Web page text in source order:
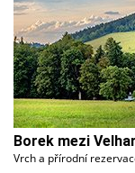
Borek mezi
Vrch a přírodní